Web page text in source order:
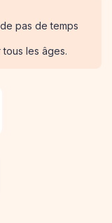
pas de temps
les âges.